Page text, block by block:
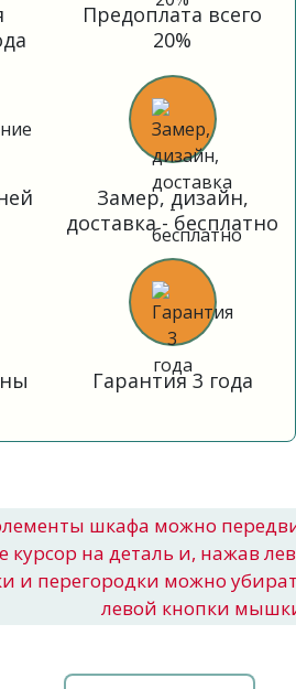
Предоплата всего
20%
Замер, дизайн,
доставка - бесплатно
Гарантия 3 года
шкафа можно
курсор на деталь и, нажав
и перегородки можно
левой кнопки